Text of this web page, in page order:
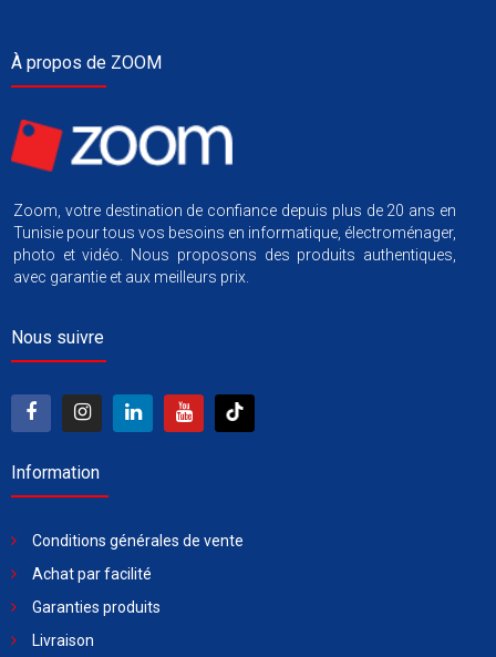
À propos de ZOOM
Zoom, votre destination de confiance depuis plus de 20 ans en
Tunisie pour tous vos besoins en informatique, électroménager,
photo et vidéo. Nous proposons des produits authentiques,
avec garantie et aux meilleurs prix.
Nous suivre
Information
Conditions générales de vente
Achat par facilité
Garanties produits
Livraison